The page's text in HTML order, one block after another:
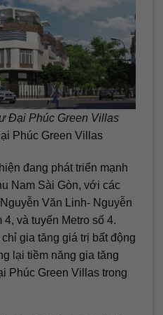
Đại Phúc Green Villas
Phúc Green Villas
đang phát triển mạnh
Nam Sài Gòn, với các
Văn Linh- Nguyễn
và tuyến Metro số 4.
gia tăng giá trị bất động
lại tiềm năng gia tăng
Phúc Green Villas trong